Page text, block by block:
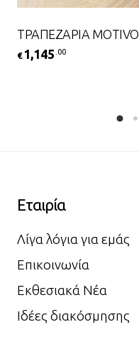
ΤΡΑΠΕΖΑΡΙΑ MOTIVO
€ 1,145 .00
Εταιρία
Λίγα λόγια για εμάς
Επικοινωνία
Εκθεσιακά Νέα
Ιδέες διακόσμησης